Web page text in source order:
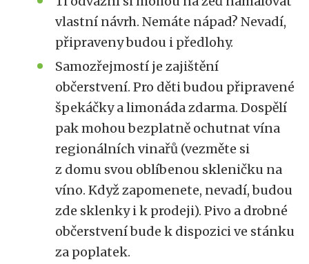
vlastní návrh. Nemáte nápad? Nevadí,
připraveny budou i předlohy.
Samozřejmostí je zajištění
občerstvení. Pro děti budou připravené
špekáčky a limonáda zdarma. Dospělí
pak mohou bezplatně ochutnat vína
regionálních vinařů (vezměte si
z domu svou oblíbenou skleničku na
víno. Když zapomenete, nevadí, budou
zde sklenky i k prodeji). Pivo a drobné
občerstvení bude k dispozici ve stánku
za poplatek.